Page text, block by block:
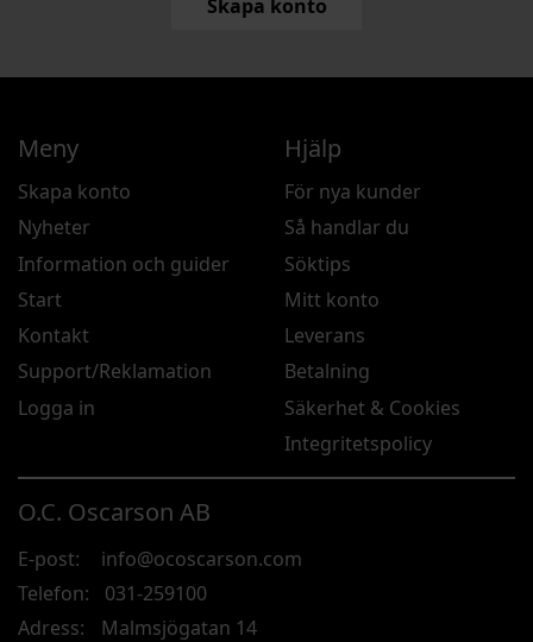
Skapa konto
O.C. Oscarson AB
E-post:
info@ocoscarson.com
Telefon:
031-259100
Adress:
Malmsjögatan 14
Meny
Skapa konto
Nyheter
Information och guider
Start
Kontakt
Support/Reklamation
Logga in
Hjälp
För nya kunder
Så handlar du
Söktips
Mitt konto
Leverans
Betalning
Säkerhet & Cookies
Integritetspolicy